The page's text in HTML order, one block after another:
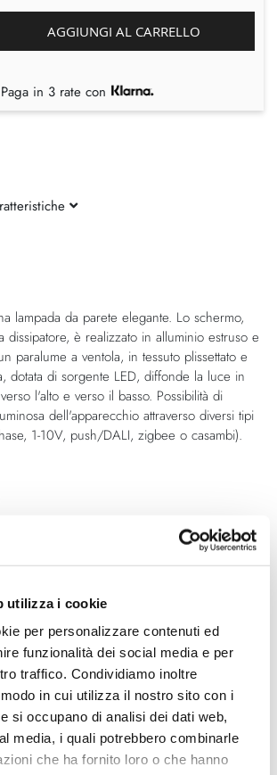
utilizza i cookie
per personalizzare contenuti ed
funzionalità dei social media e per
traffico. Condividiamo inoltre
in cui utilizza il nostro sito con i
si occupano di analisi dei dati web,
media, i quali potrebbero combinarle
che ha fornito loro o che hanno
lampada da parete elegante. Lo schermo,
è realizzato in alluminio estruso e
paralume a ventola, in tessuto plissettato e
dotata di sorgente LED, diffonde la luce in
l'alto e verso il basso. Possibilità di
dell'apparecchio attraverso diversi tipi
1-10V, push/DALI, zigbee o casambi).
Giovanni Lauda, 2019
180mm x 100mm - H 90mm
Potenza e attacco
16W - 3000K - 1600Lm -
CRI90 - 220-240V
Classe energetica
A++, A+, A
AGGIUNGI AL CARRELLO
Paga in 3 rate con